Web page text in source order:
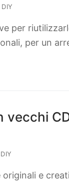
DIY
per
per un
vecchi
DIY
e